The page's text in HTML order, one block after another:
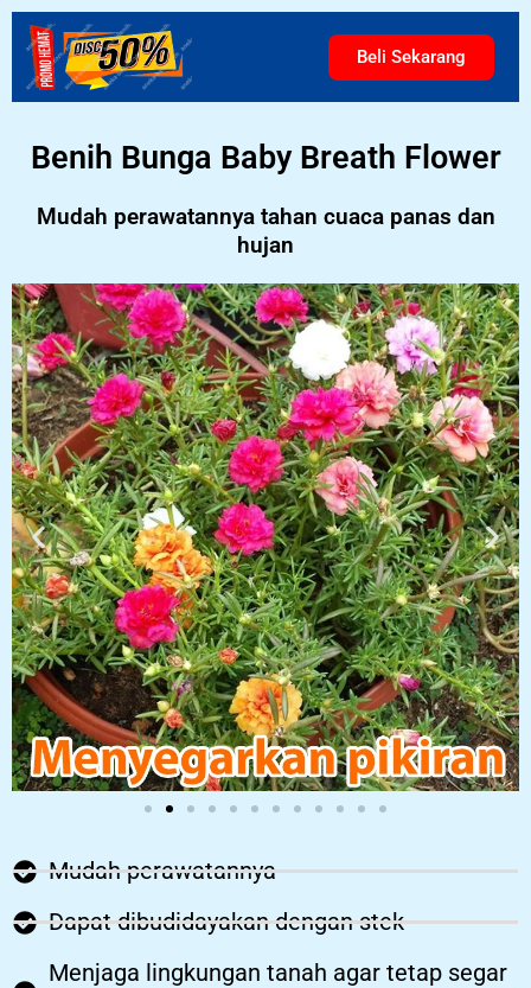
Beli Sekarang
Benih Bunga Baby Breath Flower
Mudah perawatannya tahan cuaca panas dan
hujan
Mudah perawatannya
Dapat dibudidayakan dengan stek
Menjaga lingkungan tanah agar tetap segar